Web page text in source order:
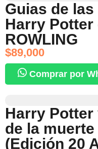
Guias de
Harry Potter
ROWLING
$89,000
Comprar por
Harry
de la
(Edición 20